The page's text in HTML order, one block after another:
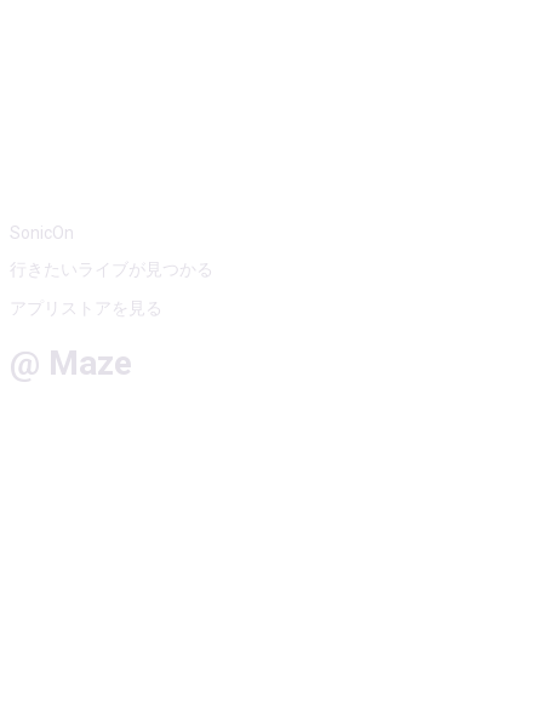
SonicOn
行きたいライブが見つかる
アプリストアを見る
@ Maze